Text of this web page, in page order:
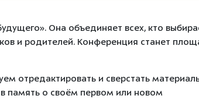
Она объединяет всех, кто
и родителей. Конференция станет
отредактировать и сверстать
память о своём первом или новом